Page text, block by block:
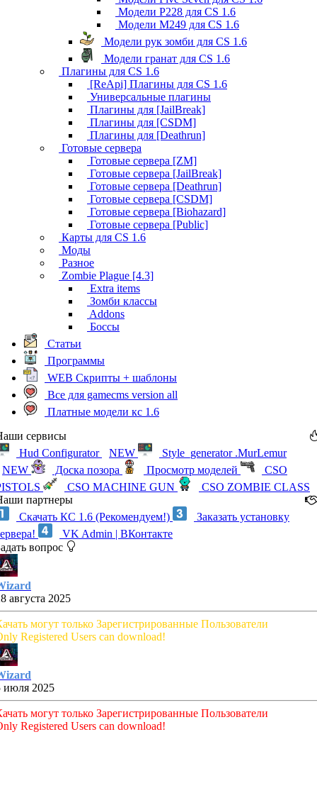
Модели P228 для CS 1.6
Модели M249 для CS 1.6
Модели рук зомби для CS 1.6
Модели гранат для CS 1.6
Плагины для CS 1.6
[ReApi] Плагины для CS 1.6
Универсальные плагины
Плагины для [JailBreak]
Плагины для [CSDM]
Плагины для [Deathrun]
Готовые сервера
Готовые сервера [ZM]
Готовые сервера [JailBreak]
Готовые сервера [Deathrun]
Готовые сервера [CSDM]
Готовые сервера [Biohazard]
Готовые сервера [Public]
Карты для CS 1.6
Моды
Разное
Zombie Plague [4.3]
Extra items
Зомби классы
Addons
Боссы
Статьи
Программы
WEB Скрипты + шаблоны
Все для gamecms version all
Платные модели кс 1.6
сервисы
Hud Configurator
NEW
Style_generator .MurLemur
NEW
Доска позора Просмотр моделей
CSO
CSO MACHINE GUN
CSO ZOMBIE CLASS
партнеры
Скачать КС 1.6 (Рекомендуем!)
Заказать установку
VK Admin | ВКонтакте
вопрос
августа 2025
могут только Зарегистрированные Пользователи
Registered Users can download!
июля 2025
могут только Зарегистрированные Пользователи
Registered Users can download!